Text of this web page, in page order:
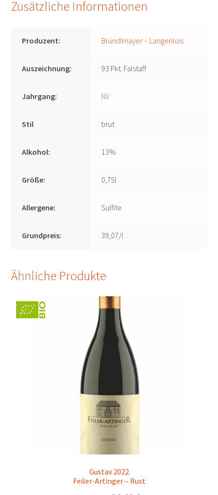
Zusätzliche Informationen
Produzent: Bründlmayer – Langenlois
Auszeichnung: 93 Pkt. Falstaff
Jahrgang: NV
Stil brut
Alkohol: 13%
Größe: 0,75l
Allergene: Sulfite
Grundpreis: 39,07/l
Ähnliche Produkte
Gustav 2022
Feiler-Artinger – Rust